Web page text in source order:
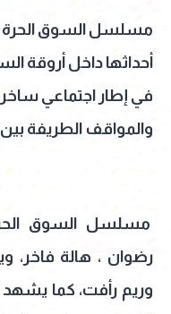
مسلسل السوق الحرة
أحداثها داخل أروقة
في إطار اجتماعي
والمواقف الطريفة
مسلسل السوق
رضوان ، هالة فاخر،
وريم رأفت، كما